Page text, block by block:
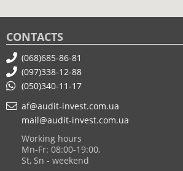
CONTACTS
(068)685-86-81
(097)338-12-88
(050)340-11-17
af@audit-invest.com.ua
mail@audit-invest.com.ua
Working hours
Mn-Fr: 08:00-19:00,
St, Sn - weekend